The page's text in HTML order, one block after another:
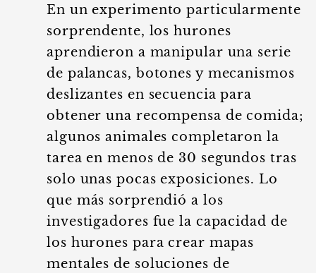
En un experimento particularmente
sorprendente, los hurones
aprendieron a manipular una serie
de palancas, botones y mecanismos
deslizantes en secuencia para
obtener una recompensa de comida;
algunos animales completaron la
tarea en menos de 30 segundos tras
solo unas pocas exposiciones. Lo
que más sorprendió a los
investigadores fue la capacidad de
los hurones para crear mapas
mentales de soluciones de